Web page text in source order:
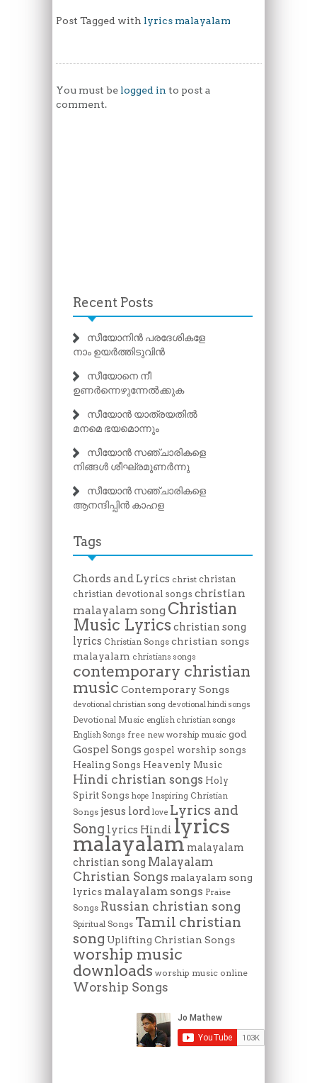
Post Tagged with lyrics malayalam
You must be logged in to post a
comment.
Recent Posts
സീയോനിൻ പരദേശികളേ
നാം ഉയർത്തിടുവിൻ
സീയോനെ നീ
ഉണർന്നെഴുന്നേൽക്കുക
സീയോൻ യാത്രയതിൽ
മനമെ ഭയമൊന്നും
സീയോൻ സഞ്ചാരികളെ
നിങ്ങൾ ശീഘ്രമുണർന്നു
സീയോൻ സഞ്ചാരികളെ
ആനന്ദിപ്പിൻ കാഹള
Tags
Chords and Lyrics christ christan
christian devotional songs christian
malayalam song Christian
Music Lyrics christian song
lyrics Christian Songs christian songs
malayalam christians songs
contemporary christian
music Contemporary Songs
devotional christian song devotional hindi songs
Devotional Music english christian songs
English Songs free new worship music god
Gospel Songs gospel worship songs
Healing Songs Heavenly Music
Hindi christian songs Holy
Spirit Songs hope Inspiring Christian
Songs jesus lord love Lyrics and
Song lyrics Hindi lyrics
malayalam malayalam
christian song Malayalam
Christian Songs malayalam song
lyrics malayalam songs Praise
Songs Russian christian song
Spiritual Songs Tamil christian
song Uplifting Christian Songs
worship music
downloads worship music online
Worship Songs